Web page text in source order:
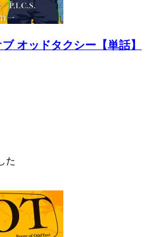
オッドタクシー【単話】
た